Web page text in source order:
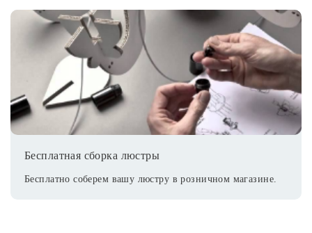
Бесплатная сборка люстры
Бесплатно соберем вашу люстру в розничном магазине.